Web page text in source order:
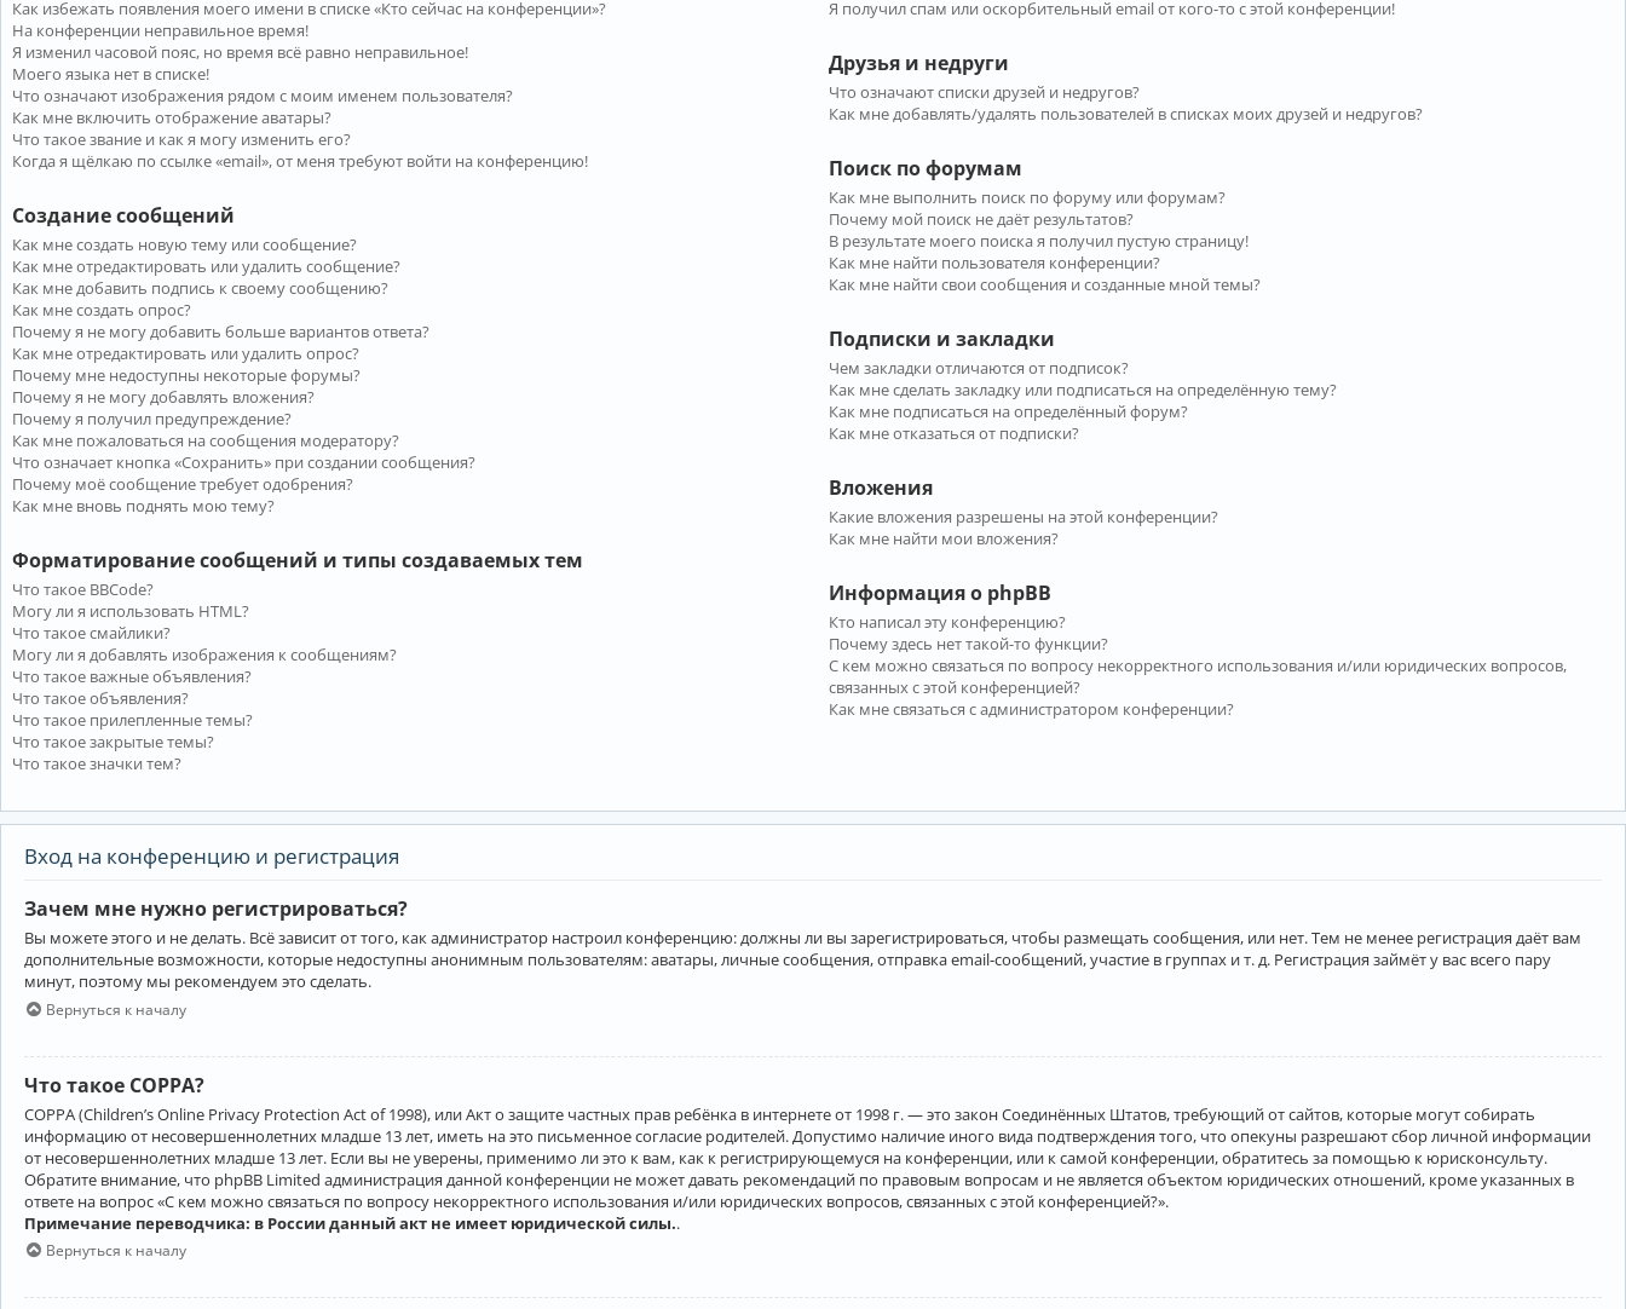
Как избежать появления моего имени в списке «Кто сейчас на конференции»?
На конференции неправильное время!
Я изменил часовой пояс, но время всё равно неправильное!
Моего языка нет в списке!
Что означают изображения рядом с моим именем пользователя?
Как мне включить отображение аватары?
Что такое звание и как я могу изменить его?
Когда я щёлкаю по ссылке «email», от меня требуют войти на конференцию!
Создание сообщений
Как мне создать новую тему или сообщение?
Как мне отредактировать или удалить сообщение?
Как мне добавить подпись к своему сообщению?
Как мне создать опрос?
Почему я не могу добавить больше вариантов ответа?
Как мне отредактировать или удалить опрос?
Почему мне недоступны некоторые форумы?
Почему я не могу добавлять вложения?
Почему я получил предупреждение?
Как мне пожаловаться на сообщения модератору?
Что означает кнопка «Сохранить» при создании сообщения?
Почему моё сообщение требует одобрения?
Как мне вновь поднять мою тему?
Форматирование сообщений и типы создаваемых тем
Что такое BBCode?
Могу ли я использовать HTML?
Что такое смайлики?
Могу ли я добавлять изображения к сообщениям?
Что такое важные объявления?
Что такое объявления?
Что такое прилепленные темы?
Что такое закрытые темы?
Что такое значки тем?
Я получил спам или оскорбительный email от кого-то с этой конференции!
Друзья и недруги
Что означают списки друзей и недругов?
Как мне добавлять/удалять пользователей в списках моих друзей и недругов?
Поиск по форумам
Как мне выполнить поиск по форуму или форумам?
Почему мой поиск не даёт результатов?
В результате моего поиска я получил пустую страницу!
Как мне найти пользователя конференции?
Как мне найти свои сообщения и созданные мной темы?
Подписки и закладки
Чем закладки отличаются от подписок?
Как мне сделать закладку или подписаться на определённую тему?
Как мне подписаться на определённый форум?
Как мне отказаться от подписки?
Вложения
Какие вложения разрешены на этой конференции?
Как мне найти мои вложения?
Информация о phpBB
Кто написал эту конференцию?
Почему здесь нет такой-то функции?
С кем можно связаться по вопросу некорректного использования и/или юридических вопросов,
связанных с этой конференцией?
Как мне связаться с администратором конференции?
Вход на конференцию и регистрация
Зачем мне нужно регистрироваться?
Вы можете этого и не делать. Всё зависит от того, как администратор настроил конференцию: должны ли вы зарегистрироваться, чтобы размещать сообщения, или нет. Тем не менее регистрация даёт вам
дополнительные возможности, которые недоступны анонимным пользователям: аватары, личные сообщения, отправка email-сообщений, участие в группах и т. д. Регистрация займёт у вас всего пару
минут, поэтому мы рекомендуем это сделать.
Вернуться к началу
Что такое COPPA?
COPPA (Children’s Online Privacy Protection Act of 1998), или Акт о защите частных прав ребёнка в интернете от 1998 г. — это закон Соединённых Штатов, требующий от сайтов, которые могут собирать
информацию от несовершеннолетних младше 13 лет, иметь на это письменное согласие родителей. Допустимо наличие иного вида подтверждения того, что опекуны разрешают сбор личной информации
от несовершеннолетних младше 13 лет. Если вы не уверены, применимо ли это к вам, как к регистрирующемуся на конференции, или к самой конференции, обратитесь за помощью к юрисконсульту.
Обратите внимание, что phpBB Limited администрация данной конференции не может давать рекомендаций по правовым вопросам и не является объектом юридических отношений, кроме указанных в
ответе на вопрос «С кем можно связаться по вопросу некорректного использования и/или юридических вопросов, связанных с этой конференцией?».
Примечание переводчика: в России данный акт не имеет юридической силы..
Вернуться к началу